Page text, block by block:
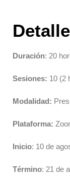
Duración: 20
Sesiones: 10 (2
Modalidad:
Plataforma:
Inicio: 10 de
Término: 21 de